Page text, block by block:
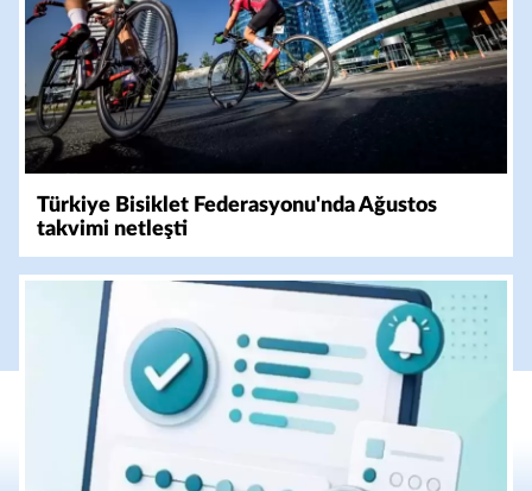
Türkiye Bisiklet Federasyonu'nda Ağustos
takvimi netleşti